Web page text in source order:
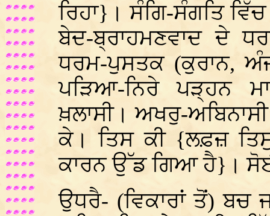
ਰਿਹਾ}। ਸੰਗਿ-ਸੰਗਤਿ
ਬੇਦ-ਬ੍ਰਾਹਮਣਵਾਦ ਦੇ
ਧਰਮ-ਪੁਸਤਕ (ਕੁਰਾਨ,
ਪੜਿਆ-ਨਿਰੇ ਪੜ੍ਹਨ
ਖ਼ਲਾਸੀ। ਅਖਰੁ-
ਕੇ। ਤਿਸ ਕੀ {ਲਫ਼ਜ਼
ਕਾਰਨ ਉੱਡ ਗਿਆ ਹੈ}।
ਉਧਰੈ- (ਵਿਕਾਰਾਂ ਤੋਂ) ਬਚ